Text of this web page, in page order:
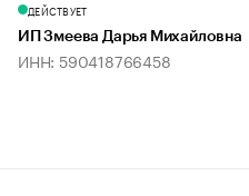
ДЕЙСТВУЕТ
ИП Змеева Дарья Михайловна
ИНН: 590418766458